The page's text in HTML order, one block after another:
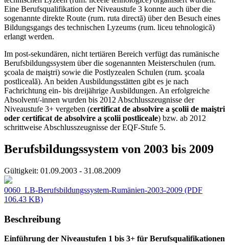
Eine Berufsqualifikation der Niveaustufe 3 konnte auch über die
sogenannte direkte Route (rum. ruta directă) über den Besuch eines
Bildungsgangs des technischen Lyzeums (rum. liceu tehnologică)
erlangt werden.
Im post-sekundären, nicht tertiären Bereich verfügt das rumänische
Berufsbildungssystem über die sogenannten Meisterschulen (rum.
şcoala de maiştri) sowie die Postlyzealen Schulen (rum. şcoala
postliceală). An beiden Ausbildungsstätten gibt es je nach
Fachrichtung ein- bis dreijährige Ausbildungen. An erfolgreiche
Absolvent/-innen wurden bis 2012 Abschlusszeugnisse der
Niveaustufe 3+ vergeben (certificat de absolvire a şcolii de maiştri
oder certificat de absolvire a şcolii postliceale) bzw. ab 2012
schrittweise Abschlusszeugnisse der EQF-Stufe 5.
Berufsbildungssystem von 2003 bis 2009
Gültigkeit: 01.09.2003 - 31.08.2009
0060_LB-Berufsbildungssystem-Rumänien-2003-2009 (PDF
106.43 KB)
Beschreibung
Einführung der Niveaustufen 1 bis 3+ für Berufsqualifikationen